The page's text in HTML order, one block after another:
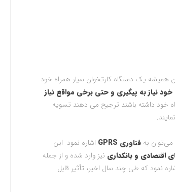
یک دستگاه کارتخوان سیار همراه خود
نیاز به پیگیری و حتی برخی مواقع نیاز
خود داشته باشند ترجیح می دهند تسویه
.
می‌توان بهفناوری GPRS
اشاره نمود. این
اقتصادی و بانکداری نیز وارد شده و از جمله
نمود که طی چند سال اخیر، تأثیر قابل